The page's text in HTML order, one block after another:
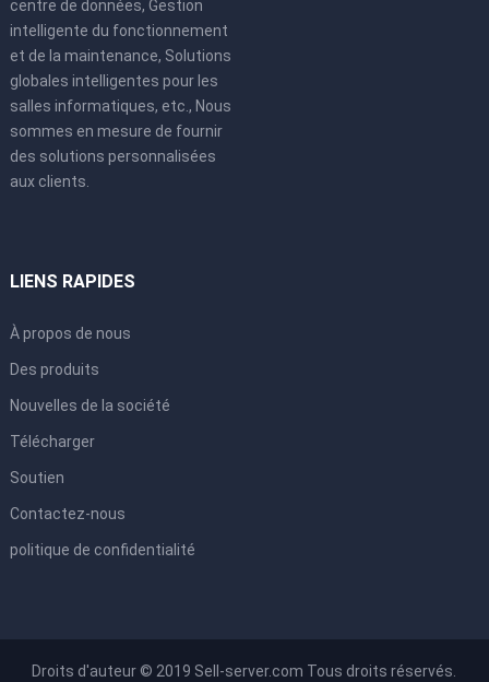
centre de données, Gestion
intelligente du fonctionnement
et de la maintenance, Solutions
globales intelligentes pour les
salles informatiques, etc., Nous
sommes en mesure de fournir
des solutions personnalisées
aux clients.
LIENS RAPIDES
À propos de nous
Des produits
Nouvelles de la société
Télécharger
Soutien
Contactez-nous
politique de confidentialité
Droits d'auteur © 2019 Sell-server.com Tous droits réservés.